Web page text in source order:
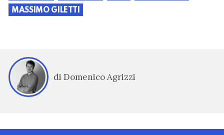
MASSIMO GILETTI
di Domenico Agrizzi